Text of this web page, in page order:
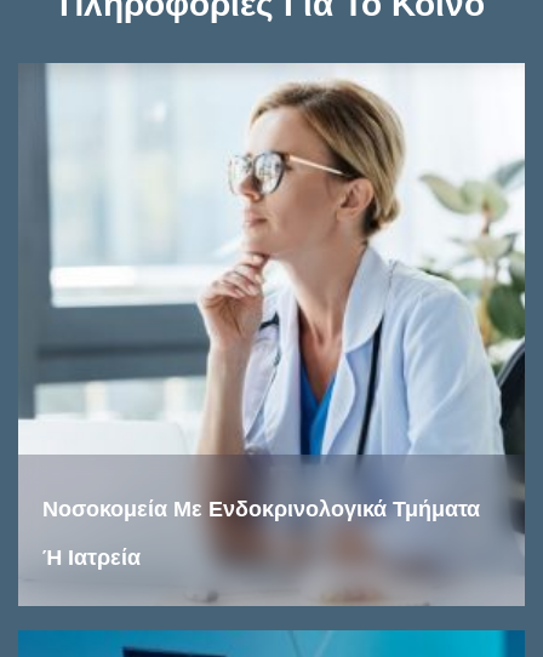
Νοσοκομεία Με Ενδοκρινολογικά Τμήματα
Ή Ιατρεία